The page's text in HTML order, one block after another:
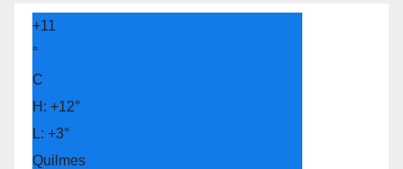
+11
°
C
H: +12°
L: +3°
Quilmes